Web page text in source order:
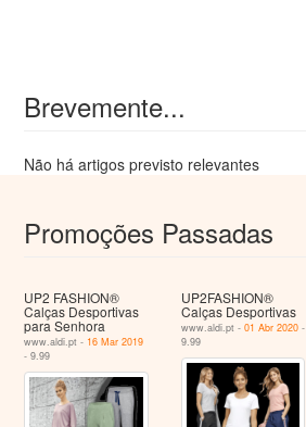
Brevemente...
Não há artigos previsto relevantes
Promoções Passadas
UP2 FASHION®
Calças Desportivas
para Senhora
www.aldi.pt - 16 Mar 2019
- 9.99
UP2FASHION®
Calças Desportivas
www.aldi.pt - 01 Abr 2020-
9.99